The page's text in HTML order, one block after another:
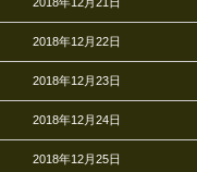
2018年12月22日
2018年12月23日
2018年12月24日
2018年12月25日